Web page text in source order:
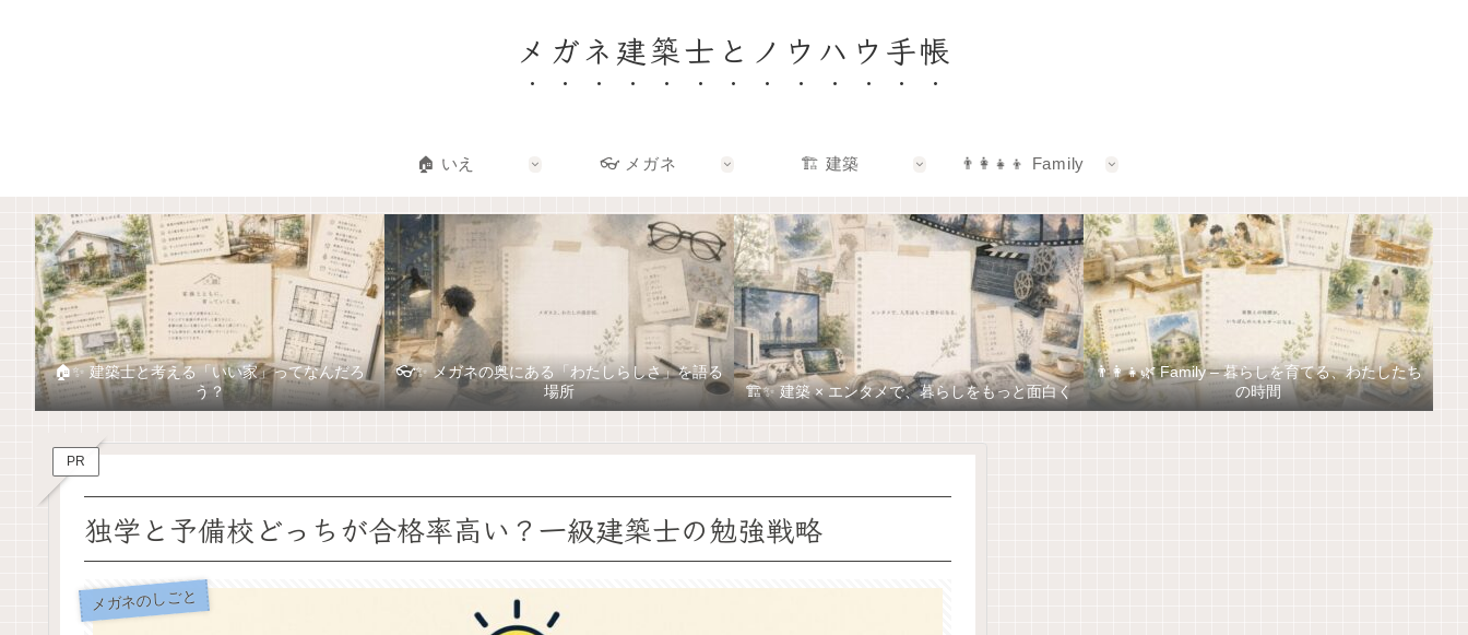
メガネ建築士とノウハウ手帳
🏠 いえ 👓 メガネ 🏗️ 建築 👨‍👩‍👧‍👦 Family
🏠✨ 建築士と考える「いい家」ってなんだろ
う？
👓✨ メガネの奥にある「わたしらしさ」を語る
場所
🏗️✨ 建築 × エンタメで、暮らしをもっと面白く
👨‍👩‍👧🌿 Family – 暮らしを育てる、わたしたち
の時間
PR
独学と予備校どっちが合格率高い？一級建築士の勉強戦略
メガネのしごと